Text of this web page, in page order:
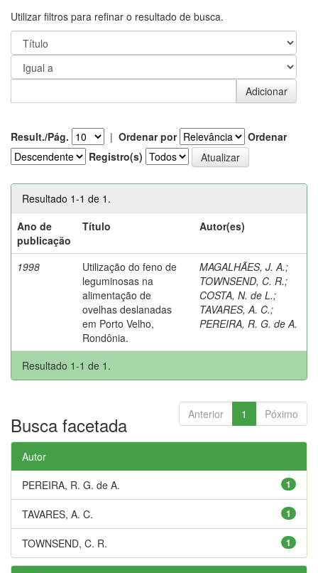
Utilizar filtros para refinar o resultado de busca.
Result./Pág. | Ordenar por
Ordenar
Registro(s)
Resultado 1-1 de 1.
Ano de
publicação
Título Autor(es)
1998
Utilização do feno de
leguminosas na
alimentação de
ovelhas deslanadas
em Porto Velho,
Rondônia.
MAGALHÃES, J. A.;
TOWNSEND, C. R.;
COSTA, N. de L.;
TAVARES, A. C.;
PEREIRA, R. G. de A.
Resultado 1-1 de 1.
Anterior 1 Póximo
Busca facetada
Autor
1
PEREIRA, R. G. de A.
1
TAVARES, A. C.
1
TOWNSEND, C. R.